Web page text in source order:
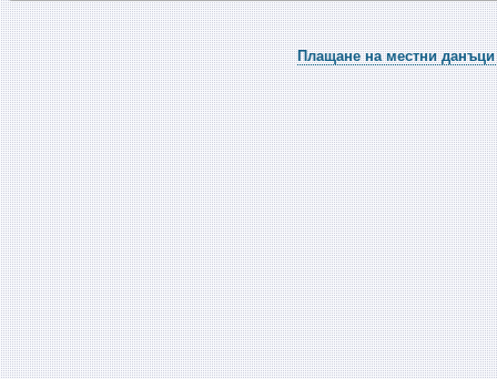
Плащане на местни данъци